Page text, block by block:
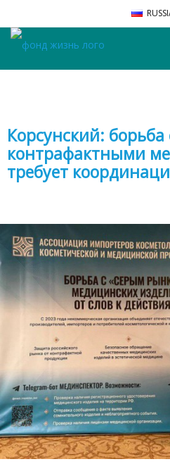
Корсунский: борьба
контрафактными
требует